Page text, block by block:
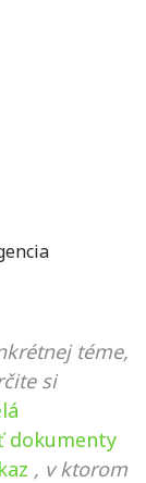
téme,
si
dokumenty
, v ktorom